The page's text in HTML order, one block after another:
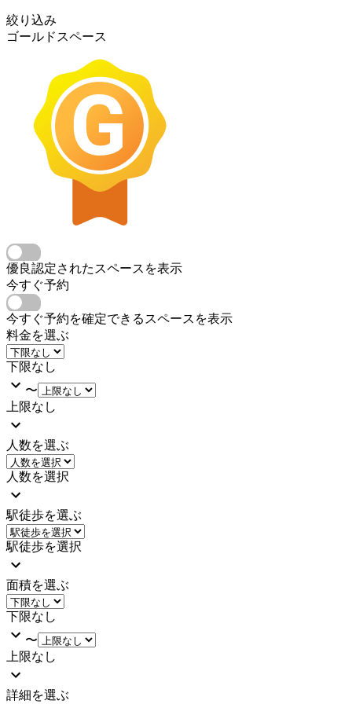
絞り込み
ゴールドスペース
優良認定されたスペースを表示
今すぐ予約
今すぐ予約を確定できるスペースを表示
料金を選ぶ
下限なし
〜
上限なし
人数を選ぶ
人数を選択
駅徒歩を選ぶ
駅徒歩を選択
面積を選ぶ
下限なし
〜
上限なし
詳細を選ぶ